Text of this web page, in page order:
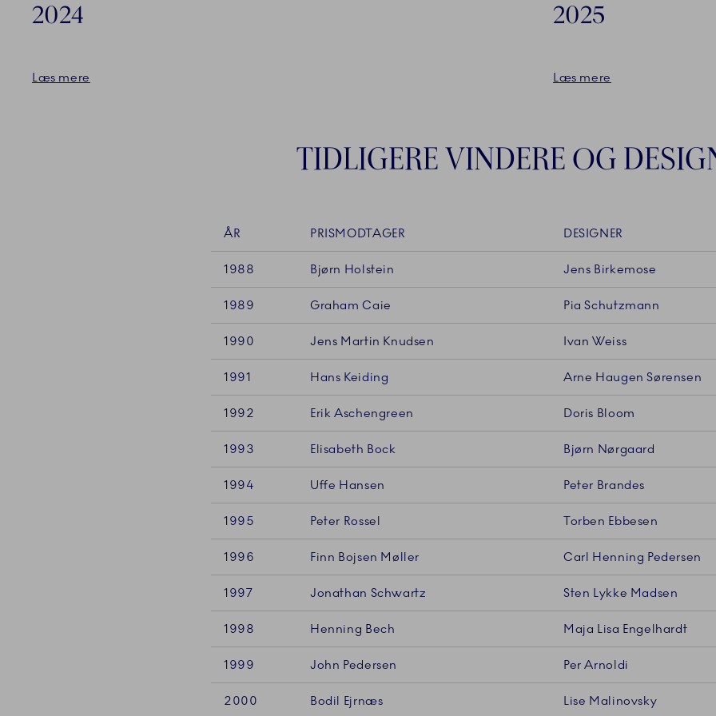
2024
Læs mere
2025
Læs mere
TIDLIGERE VINDERE OG
ÅR PRISMODTAGER DESIGNER
1988 Bjørn Holstein Jens Birkemose
1989 Graham Caie Pia Schutzmann
1990 Jens Martin Knudsen Ivan Weiss
1991 Hans Keiding Arne Haugen Sørensen
1992 Erik Aschengreen Doris Bloom
1993 Elisabeth Bock Bjørn Nørgaard
1994 Uffe Hansen Peter Brandes
1995 Peter Rossel Torben Ebbesen
1996 Finn Bojsen Møller Carl Henning Pedersen
1997 Jonathan Schwartz Sten Lykke Madsen
1998 Henning Bech Maja Lisa Engelhardt
1999 John Pedersen Per Arnoldi
2000 Bodil Ejrnæs Lise Malinovsky